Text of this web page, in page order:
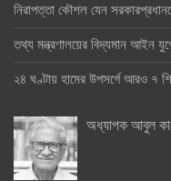
নিরাপত্তা কৌশল যেন
তথ্য মন্ত্রণালয়ের বিদ্যমান আইন
২৪ ঘণ্টায় হামের উপসর্গে আরও ৭
অধ্যাপক আবুল